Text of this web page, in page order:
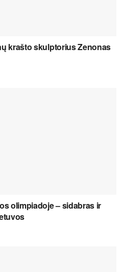
krašto skulptorius Zenonas
olimpiadoje – sidabras ir